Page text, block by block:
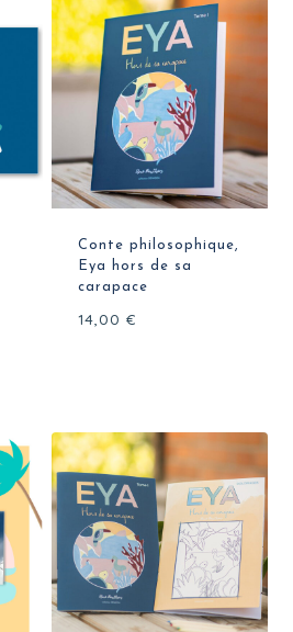
Conte philosophique,
Eya hors de sa
carapace
14,00 €